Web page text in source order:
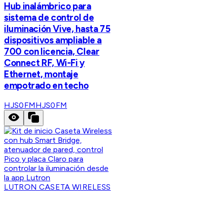
Hub inalámbrico para
sistema de control de
iluminación Vive, hasta 75
dispositivos ampliable a
700 con licencia, Clear
Connect RF, Wi-Fi y
Ethernet, montaje
empotrado en techo
HJS0FMHJS0FM
LUTRON CASETA WIRELESS